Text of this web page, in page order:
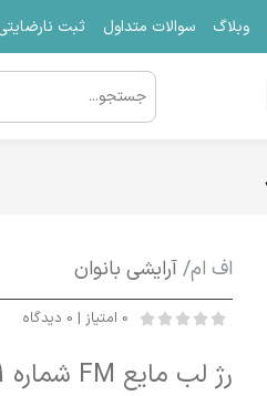
وبلاگ سوالات متداول ثبت
اف ام/آرایشی بانوان
0 امتیاز | 0 دیدگاه
رژ لب مایع FM شماره 701